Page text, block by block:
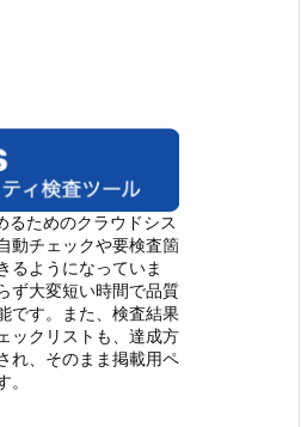
るためのクラウドシス
動チェックや要検査箇
るようになっていま
ず大変短い時間で品質
です。また、検査結果
ックリストも、達成方
れ、そのまま掲載用ペ